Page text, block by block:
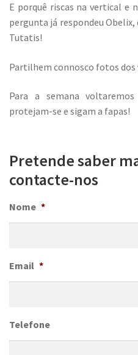
E porquê riscas na vertical e
pergunta já respondeu
Tutatis!
Partilhem connosco fotos dos
Para a semana
protejam-se e sigam a fapas!
Pretende saber
contacte-nos
Nome *
Email *
Telefone